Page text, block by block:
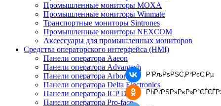
Промышленные мониторы MOXA
Промышленные мониторы Winmate
Транспортные мониторы Sintrones
Промышленные мониторы NEXCOM
Аксессуары для промышленных мониторов
Средства операторского интерфейса (HMI)
Панели оператора Aaeon
Панели оператора Advantech
Панели оператора Arbor
Панели оператора Delta Electronics
Панели оператора ICP DAS
Панели оператора Pro-face
Р’РљРѕРЅС‚Р°РєС‚Рµ